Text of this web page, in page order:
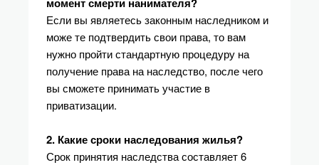
Если вы являетесь законным наследником и
може те подтвердить свои права, то вам
нужно пройти стандартную процедуру на
получение права на наследство, после чего
вы сможете принимать участие в
приватизации.
2. Какие сроки наследования жилья?
Срок принятия наследства составляет 6